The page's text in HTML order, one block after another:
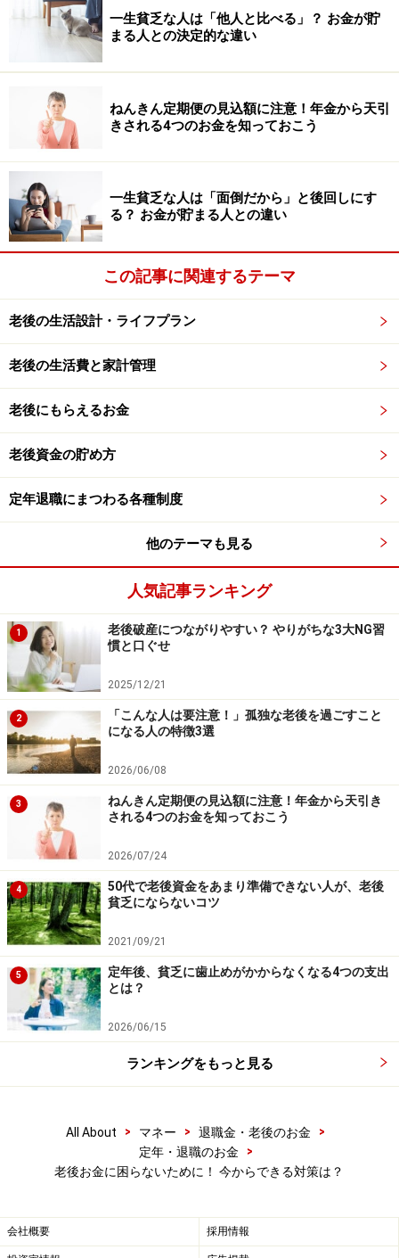
ために、無料で利用できる公的な相談窓口をご紹介した
いと思います。
家計再建を長期的に手助けしてくれる窓口
各自治体では、生活困窮者に対して、自立できるように
なるための支援窓口を設けています。
窓口といい、窓口を設置している場所は、都道府県ごと
に異なっています。
例えば東京都では社会福祉法人などが主体となって運営
していますが、神奈川県横浜市では、区に設置されてい
る福祉保健センターの生活支援課に窓口が設けられてい
窓口では専門の支援員が、生活困窮者のための家計の立
は、相談者自らが家計を管理できるように、継続的な家
計支援を行うこともあります。
全国の「自立相談支援機関窓口一覧表」
一時的な資金の借り入れができる生活福祉
資金貸付制度
病気・失業・災害などで、突発的にお金が必要となった
場合にまず検討したいのが、
す。この貸付制度は、低所得者・障害者・高齢者世帯を
対象に、それぞれの世帯の状況と必要に合わせた資金の
貸し付けを行っている
資金の種類は、総合支援資金・福祉資金・教育支援資
金・不動産担保型生活資金の4つがあり、
は低金利での借り入れが利用
利用に関しては一定の条件を満たす必要がありますが、
一時的な資金が必要となった場合は、すぐに銀行のカー
ドローンやキャッシングなどを使うのではなく、まずは
公的な貸付制度の利用を検討しましょう。
全国社会福祉協議会
参考：厚生労働省「生活福祉資金貸付制度」
一生貧乏な人は「他人と比べる」？ お金が貯
まる人との決定的な違い
ねんきん定期便の見込額に注意！年金から天引
きされる4つのお金を知っておこう
一生貧乏な人は「面倒だから」と後回しにす
る？ お金が貯まる人との違い
この記事に関連するテーマ
老後の生活設計・ライフプラン
老後の生活費と家計管理
老後にもらえるお金
老後資金の貯め方
定年退職にまつわる各種制度
他のテーマも見る
人気記事ランキング
1
老後破産につながりやすい？ やりがちな3大NG習
慣と口ぐせ
2025/12/21
2
「こんな人は要注意！」孤独な老後を過ごすこと
になる人の特徴3選
2026/06/08
3
ねんきん定期便の見込額に注意！年金から天引き
される4つのお金を知っておこう
2026/07/24
4
50代で老後資金をあまり準備できない人が、老後
貧乏にならないコツ
2021/09/21
5
定年後、貧乏に歯止めがかからなくなる4つの支出
とは？
2026/06/15
ランキングをもっと見る
All About > マネー > 退職金・老後のお金
>
定年・退職のお金
>
老後お金に困らないために！ 今からできる対策は？
会社概要 採用情報